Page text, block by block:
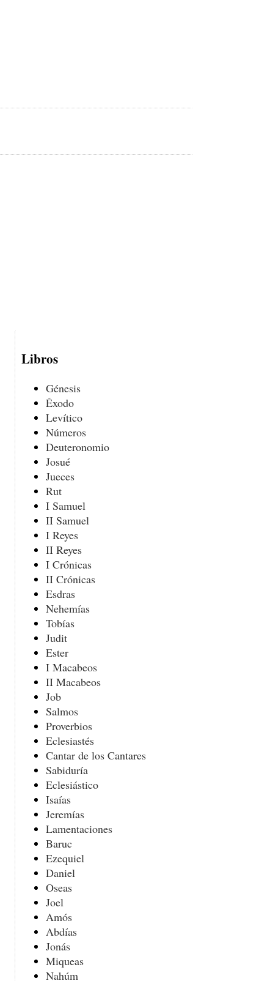
Libros
Génesis
Éxodo
Levítico
Números
Deuteronomio
Josué
Jueces
Rut
I Samuel
II Samuel
I Reyes
II Reyes
I Crónicas
II Crónicas
Esdras
Nehemías
Tobías
Judit
Ester
I Macabeos
II Macabeos
Job
Salmos
Proverbios
Eclesiastés
Cantar de los Cantares
Sabiduría
Eclesiástico
Isaías
Jeremías
Lamentaciones
Baruc
Ezequiel
Daniel
Oseas
Joel
Amós
Abdías
Jonás
Miqueas
Nahúm